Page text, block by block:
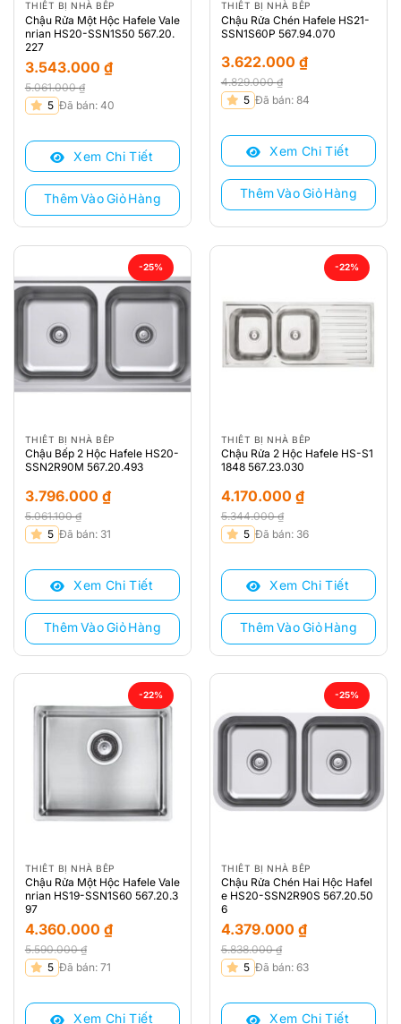
THIẾT BỊ NHÀ BẾP
Chậu Rửa Một Hộc Hafele Vale
nrian HS20-SSN1S50 567.20.
227
5.061.000₫
Giá
là:
5.061.000 ₫.
3.543.000 ₫
Giá
tại
3.543.000 ₫.
5 Đã bán: 40
Xem Chi Tiết
Thêm Vào Giỏ Hàng
THIẾT BỊ NHÀ BẾP
Chậu Rửa Chén Hafele HS21-
SSN1S60P 567.94.070
4.829.000₫
Giá
là:
4.829.000 ₫.
3.622.000 ₫
Giá
tại
3.622.000 ₫.
5 Đã bán: 84
Xem Chi Tiết
Thêm Vào Giỏ Hàng
-25%
THIẾT BỊ NHÀ BẾP
Chậu Bếp 2 Hộc Hafele HS20-
SSN2R90M 567.20.493
5.061.100₫
Giá
là:
5.061.100 ₫.
3.796.000 ₫
Giá
tại
3.796.000 ₫.
5 Đã bán: 31
Xem Chi Tiết
Thêm Vào Giỏ Hàng
-22%
THIẾT BỊ NHÀ BẾP
Chậu Rửa 2 Hộc Hafele HS-S1
1848 567.23.030
5.344.000₫
Giá
là:
5.344.000 ₫.
4.170.000 ₫
Giá
tại
4.170.000 ₫.
5 Đã bán: 36
Xem Chi Tiết
Thêm Vào Giỏ Hàng
-22%
THIẾT BỊ NHÀ BẾP
Chậu Rửa Một Hộc Hafele Vale
nrian HS19-SSN1S60 567.20.3
97
5.590.000₫
Giá
là:
5.590.000 ₫.
4.360.000 ₫
Giá
tại
5 Đã bán: 71
Xem Chi Tiết
-25%
THIẾT BỊ NHÀ BẾP
Chậu Rửa Chén Hai Hộc Hafel
e HS20-SSN2R90S 567.20.50
6
5.838.000₫
Giá
là:
5.838.000 ₫.
4.379.000 ₫
Giá
tại
5 Đã bán: 63
Xem Chi Tiết